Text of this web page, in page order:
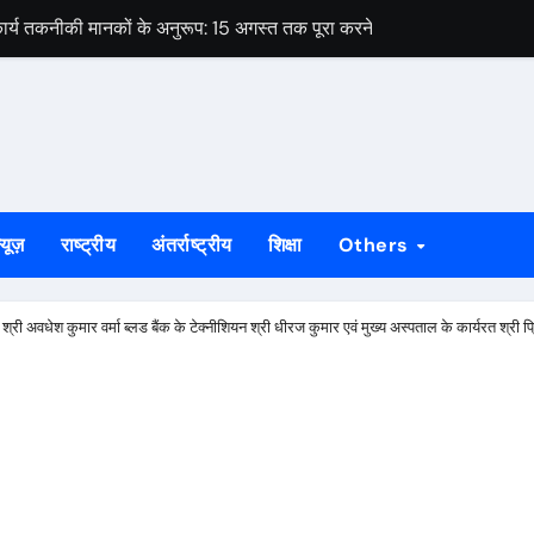
तकनीकी मानकों के अनुरूप: 15 अगस्त तक पूरा करने का लक्ष्य
नाम सूची से कटने की आशंका, 4 सितंबर तक दावा-आपत्ति का मौका
के शिवभक्तों को मिला पहचान पत्र
और संगठन मजबूती पर दिया गया जोर, पूर्व मंत्री ने दी दिशा निर्देश
सोरेन की पुण्यतिथि कार्यक्रम की होगी समीक्षा
सवाल, घटिया गुणवत्ता और अनियमितता के लगे आरोप
राष्ट्रीय अंतर्राष्ट्रीय शिक्षा Others
अवधेश कुमार वर्मा ब्लड बैंक के टेक्नीशियन श्री धीरज कुमार एवं मुख्य अस्पताल के कार्यरत श्री